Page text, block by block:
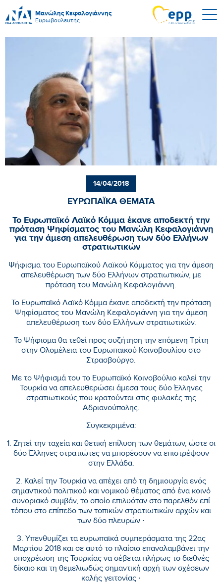
Μανώλης Κεφαλογιάννης
Ευρωβουλευτής
14/04/2018
ΕΥΡΩΠΑΪΚΑ ΘΕΜΑΤΑ
Το Ευρωπαϊκό Λαϊκό Κόμμα έκανε αποδεκτή την
πρόταση Ψηφίσματος του Μανώλη Κεφαλογιάννη
για την άμεση απελευθέρωση των δύο Ελλήνων
στρατιωτικών
Ψήφισμα του Ευρωπαϊκού Λαϊκού Κόμματος για την άμεση
απελευθέρωση των δύο Ελλήνων στρατιωτικών, με
πρόταση του Μανώλη Κεφαλογιάννη.
Το Ευρωπαϊκό Λαϊκό Κόμμα έκανε αποδεκτή την πρόταση
Ψηφίσματος του Μανώλη Κεφαλογιάννη για την άμεση
απελευθέρωση των δύο Ελλήνων στρατιωτικών.
Το Ψήφισμα θα τεθεί προς συζήτηση την επόμενη Τρίτη
στην Ολομέλεια του Ευρωπαϊκού Κοινοβουλίου στο
Στρασβούργο.
Με το Ψήφισμά του το Ευρωπαϊκό Κοινοβούλιο καλεί την
Τουρκία να απελευθερώσει άμεσα τους δύο Έλληνες
στρατιωτικούς που κρατούνται στις φυλακές της
Αδριανούπολης.
Συγκεκριμένα:
1. Ζητεί την ταχεία και θετική επίλυση των θεμάτων, ώστε οι
δύο Έλληνες στρατιώτες να μπορέσουν να επιστρέψουν
στην Ελλάδα.
2. Καλεί την Τουρκία να απέχει από τη δημιουργία ενός
σημαντικού πολιτικού και νομικού θέματος από ένα κοινό
συνοριακό συμβάν, το οποίο επιλυόταν στο παρελθόν επί
τόπου στο επίπεδο των τοπικών στρατιωτικών αρχών και
των δύο πλευρών ·
3. Yπενθυμίζει τα ευρωπαϊκά συμπεράσματα της 22ας
Μαρτίου 2018 και σε αυτό το πλαίσιο επαναλαμβάνει την
υποχρέωση της Τουρκίας να σέβεται πλήρως το διεθνές
δίκαιο και τη θεμελιωδώς σημαντική αρχή των σχέσεων
καλής γειτονίας ·